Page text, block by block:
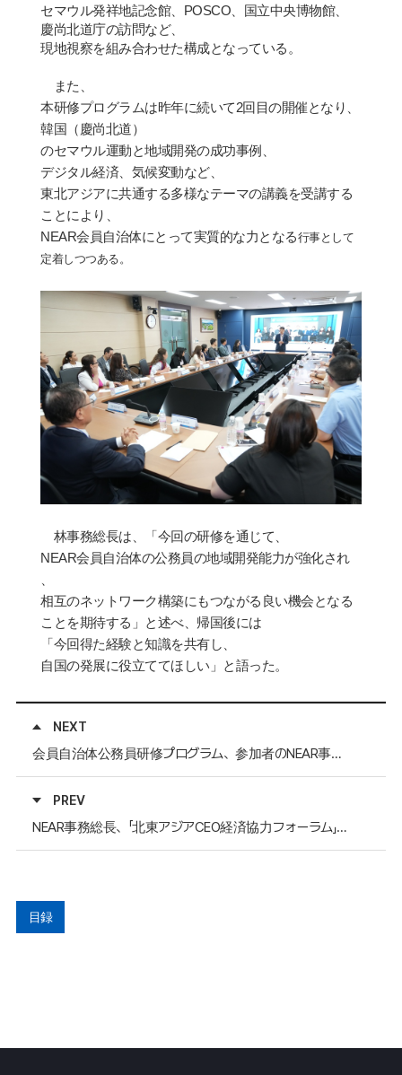
セマウル発祥地記念館、 POSCO 国立中央博物館、
慶尚北道庁の訪問など、
現地視察を組み合わせた構成となっている。
また、
本研修プログラムは昨年に続いて2回目の開催となり、
韓国 （慶尚北道）
のセマウル運動と地域開発の成功事例、
デジタル経済 気候変動など、
東北アジアに共通する多様なテーマの講義を受講する
ことにより、
NEAR会 員自治体にとって実質的な力となる行事として
定着しつつある。
林事務総長は、「今回の研修を通じて、
NEAR会 員自治体の公務員の地域開発能力が強化され
相互のネットワーク構築にもつながる良い機会となる
ことを期待する」と述べ、 帰国後には
「今回得た経験と知識を共有し、
自国の発展に役立ててほしい」と語った。
NEXT
会員自治体公務員研修プログラム、参加者のNEAR事務局・慶尚北道庁を訪問および修了式開催
PREV
NEAR事務総長、「北東アジアCEO経済協力フォーラム」および「浦項国際光祭り」歓迎晩餐会に出席
目録